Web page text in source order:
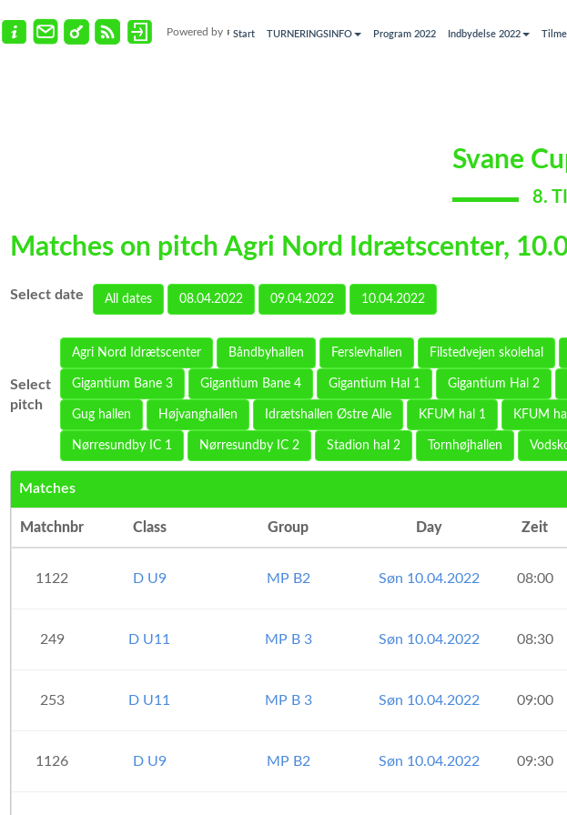
Powered by Start TURNERINGSINFO Program 2022 Indbydelse 2022
Svane
8.
Matches on pitch Agri Nord Idrætscenter,
Select date All dates 08.04.2022 09.04.2022 10.04.2022
Select
pitch
Agri Nord Idrætscenter Båndbyhallen Ferslevhallen Filstedvejen skolehal
Gigantium Bane 3 Gigantium Bane 4 Gigantium Hal 1 Gigantium Hal 2
Gug hallen Højvanghallen Idrætshallen Østre Alle KFUM hal 1 KFUM
Nørresundby IC 1 Nørresundby IC 2 Stadion hal 2 Tornhøjhallen
Matches
Matchnbr Class Group Day Zeit
1122 D U9 MP B2 Søn 10.04.2022 08:00
249 D U11 MP B 3 Søn 10.04.2022 08:30
253 D U11 MP B 3 Søn 10.04.2022 09:00
1126 D U9 MP B2 Søn 10.04.2022 09:30